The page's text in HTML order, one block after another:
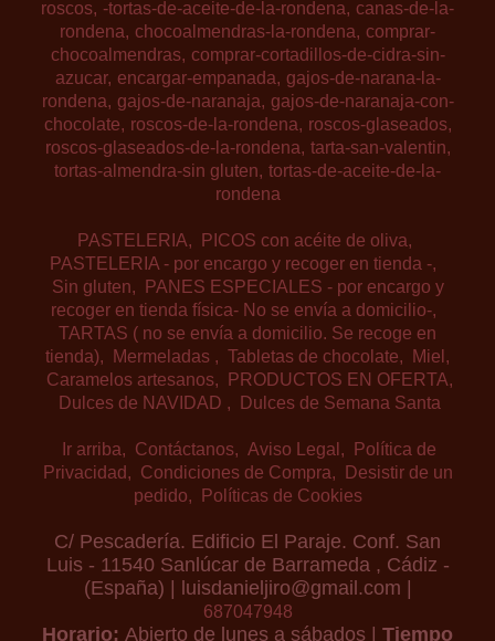
roscos -tortas-de-aceite-de-la-rondena
canas-de-la-
rondena
chocoalmendras-la-rondena
comprar-
chocoalmendras
comprar-cortadillos-de-cidra-sin-
azucar
encargar-empanada gajos-de-narana-la-
rondena gajos-de-naranaja gajos-de-naranaja-con-
chocolate
roscos-de-la-rondena
roscos-glaseados
roscos-glaseados-de-la-rondena tarta-san-valentin
tortas-almendra-sin gluten tortas-de-aceite-de-la-
rondena
PASTELERIA
PICOS con acéite de oliva
PASTELERIA - por encargo y recoger en tienda -
Sin gluten
PANES ESPECIALES - por encargo y
recoger en tienda física- No se envía a domicilio-
TARTAS ( no se envía a domicilio. Se recoge en
tienda)
Mermeladas Tabletas de chocolate
Miel
Caramelos artesanos
PRODUCTOS EN OFERTA
Dulces de NAVIDAD
Dulces de Semana Santa
Ir arriba Contáctanos Aviso Legal
Política de
Privacidad
Condiciones de Compra
Desistir de un
pedido
Políticas de Cookies
C/ Pescadería. Edificio El Paraje. Conf. San
Luis - 11540 Sanlúcar de Barrameda , Cádiz -
(España) | luisdanieljiro@gmail.com |
687047948
Horario: Abierto de lunes a sábados | Tiempo